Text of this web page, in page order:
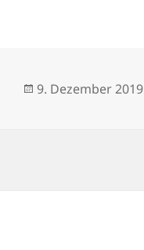
Veröffentlicht
9. Dezember 2019